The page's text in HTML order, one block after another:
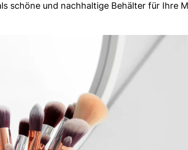
schöne und nachhaltige Behälter für Ihre